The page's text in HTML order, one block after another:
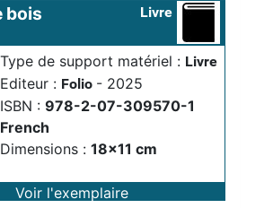
bois Livre
Type de support matériel : Livre
Editeur : Folio - 2025
ISBN : 978-2-07-309570-1
French
Dimensions : 18x11 cm
Voir l'exemplaire